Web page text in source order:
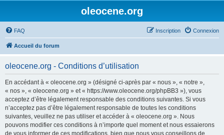
oleocene.org
FAQ Connexion
Inscription
Accueil du forum
oleocene.org - Conditions d’utilisation
En accédant à « oleocene.org » (désigné ci-après par « nous », « notre »,
« nos », « oleocene.org » et « https://www.oleocene.org/phpBB3 »), vous
acceptez d’être légalement responsable des conditions suivantes. Si vous
n’acceptez pas d’être légalement responsable de toutes les conditions
suivantes, veuillez ne pas utiliser et accéder à « oleocene.org ». Nous
pouvons modifier ces conditions à n’importe quel moment et nous essaierons
de vous informer de ces modifications, bien que nous vous conseillons de